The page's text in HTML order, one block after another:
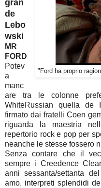
"Ford ha proprio
gran
de
Lebo
wski
MR
FORD
Potev
a
manc
are tra le colonne
WhiteRussian quella de
firmato dai fratelli Coen
riguarda la maestria
repertorio rock e pop per
neanche le stesse fossero
Senza contare che il
sempre i Creedence
anni sessanta/settanta
amo, interpreti splendidi